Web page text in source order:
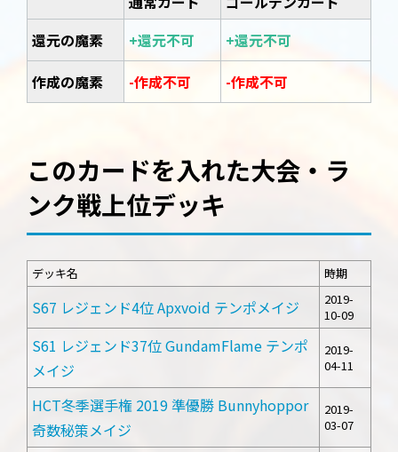
還元の魔素
+還元不可
+還元不可
作成の魔素
-作成不可 -作成不可
このカードを入れた大会・ラ
ンク戦上位デッキ
デッキ名 時期
S67 レジェンド4位 Apxvoid テンポメイジ
2019-
10-09
S61 レジェンド37位 GundamFlame テンポ
メイジ
2019-
04-11
HCT冬季選手権 2019 準優勝 Bunnyhoppor
奇数秘策メイジ
2019-
03-07